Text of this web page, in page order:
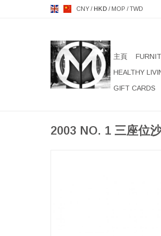
CNY / HKD / MOP /TWD
主頁
HEALTHY
GIFT CARDS
2003 NO. 1 三座位